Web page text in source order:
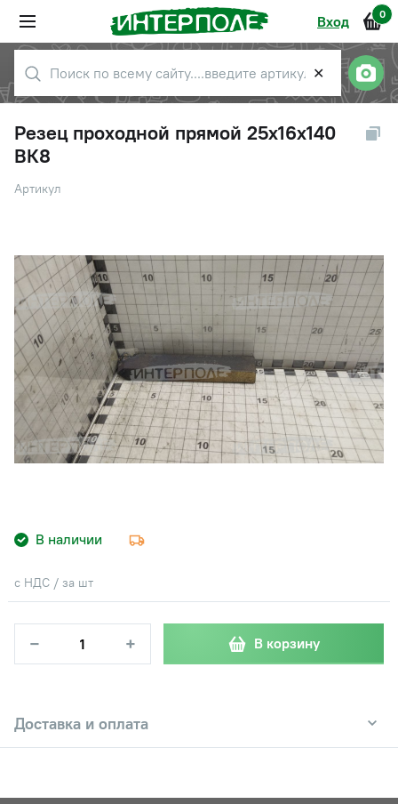
Вход 0
✕
Резец проходной прямой 25х16х140
ВК8
Артикул
В наличии
с НДС / за шт
− + В корзину
Доставка и оплата